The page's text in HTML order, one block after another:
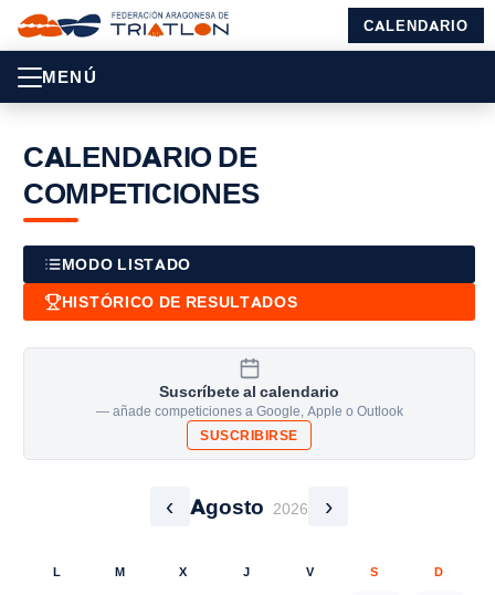
CALENDARIO
MENÚ
CALENDARIO DE
COMPETICIONES
MODO LISTADO
HISTÓRICO DE RESULTADOS
Suscríbete al calendario
— añade competiciones a Google, Apple o Outlook
SUSCRIBIRSE
‹ Agosto 2026 ›
L M X J V S D